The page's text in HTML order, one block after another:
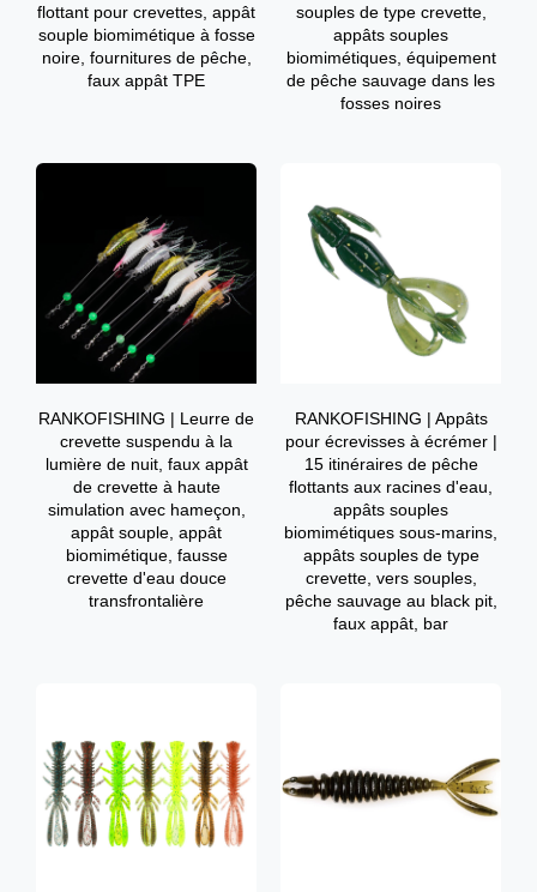
flottant pour crevettes, appât
souple biomimétique à fosse
noire, fournitures de pêche,
faux appât TPE
souples de type crevette,
appâts souples
biomimétiques, équipement
de pêche sauvage dans les
fosses noires
RANKOFISHING | Leurre de
crevette suspendu à la
lumière de nuit, faux appât
de crevette à haute
simulation avec hameçon,
appât souple, appât
biomimétique, fausse
crevette d'eau douce
transfrontalière
RANKOFISHING | Appâts
pour écrevisses à écrémer |
15 itinéraires de pêche
flottants aux racines d'eau,
appâts souples
biomimétiques sous-marins,
appâts souples de type
crevette, vers souples,
pêche sauvage au black pit,
faux appât, bar